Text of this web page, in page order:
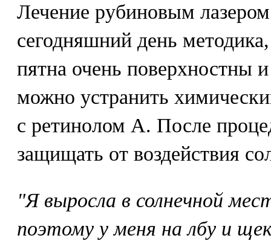
Лечение рубиновым
сегодняшний день
пятна очень поверхностны
можно устранить
с ретинолом А. После
защищать от воздействия
"Я выросла в солнечной
поэтому у меня на лбу и